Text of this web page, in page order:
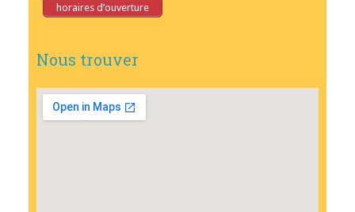
horaires d’ouverture
Nous trouver